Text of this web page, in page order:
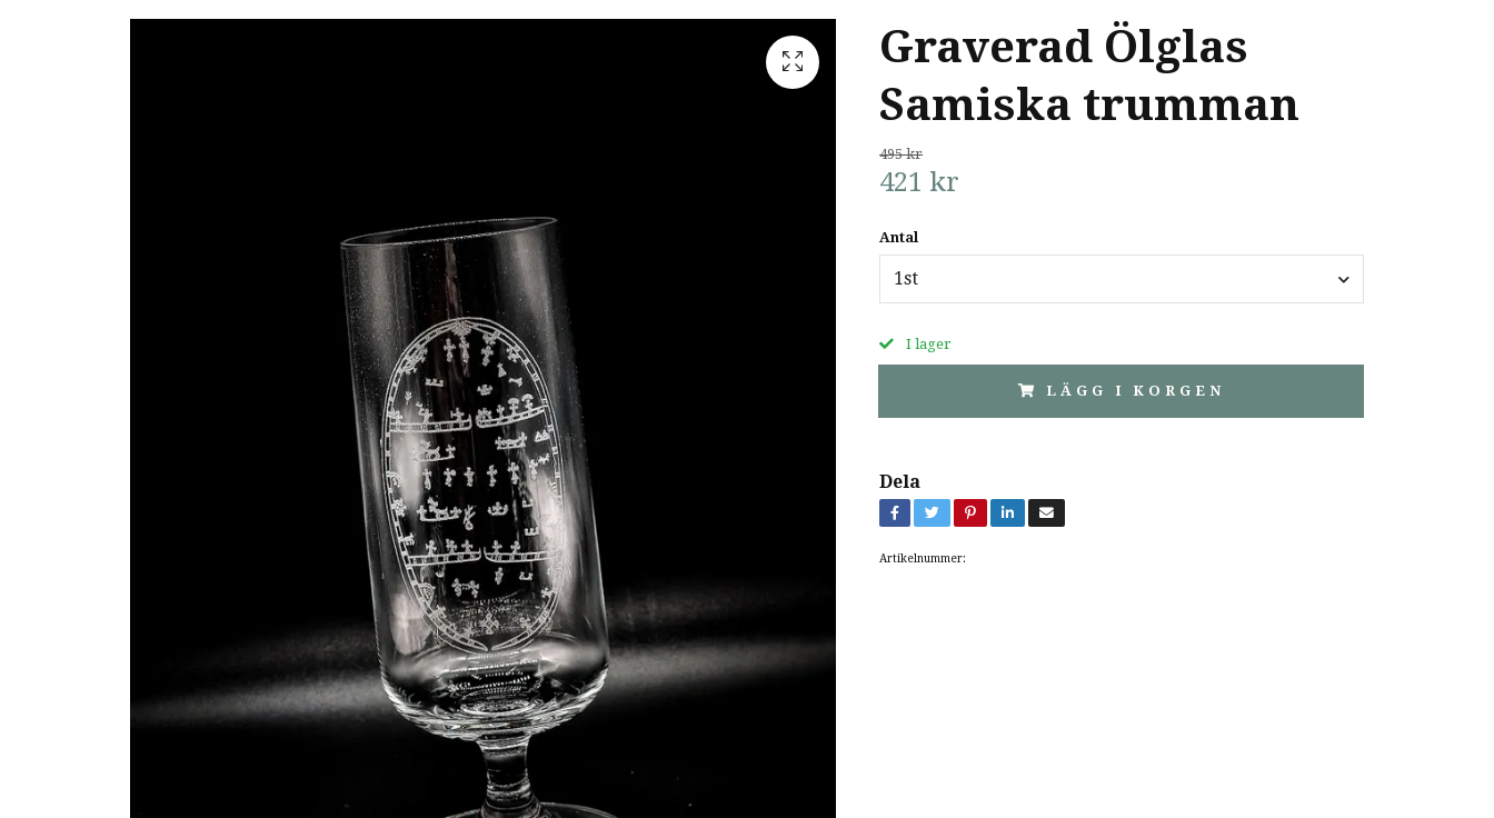
Graverad Ölglas
Samiska trumman
495 kr
421 kr
Antal
1st
I lager
LÄGG I KORGEN
Dela
Artikelnummer: